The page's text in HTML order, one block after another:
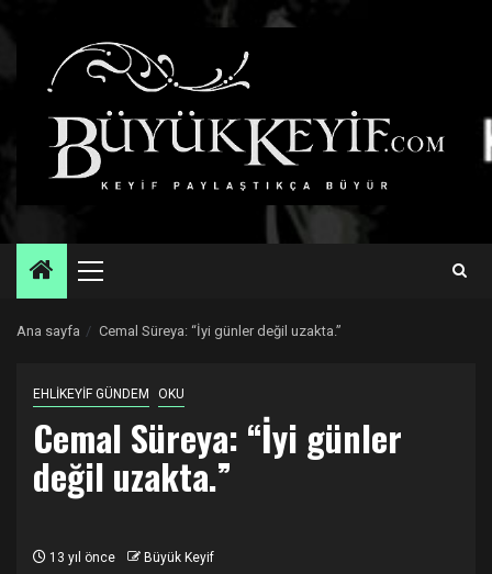
Primary
Ana sayfa Cemal Süreya: “İyi günler değil uzakta.”
EHLİKEYİF GÜNDEM OKU
Cemal Süreya: “İyi günler
değil uzakta.”
13 yıl önce Büyük Keyif